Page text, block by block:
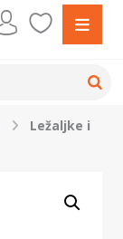
Ležaljke i